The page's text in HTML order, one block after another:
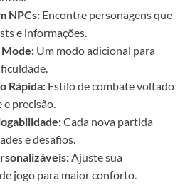
NPCs: Encontre personagens que
e informações.
Mode: Um modo adicional para
Rápida: Estilo de combate voltado
e precisão.
Cada nova partida
e desafios.
Ajuste sua
jogo para maior conforto.